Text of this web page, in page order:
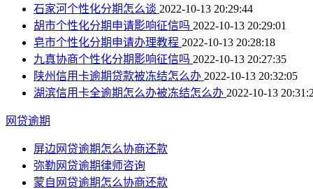
石家河个性化分期怎么谈 2022-10-13 20:29:44
胡市个性化分期申请影响征信吗 2022-10-13 20:29:01
皂市个性化分期申请办理教程 2022-10-13 20:28:18
九真协商个性化分期影响征信吗 2022-10-13 20:27:35
陕州信用卡逾期贷款被冻结怎么办 2022-10-13 20:32:05
湖滨信用卡全逾期怎么办被冻结怎么办 2022-10-13
网贷逾期
屏边网贷逾期怎么协商还款
弥勒网贷逾期律师咨询
蒙自网贷逾期怎么协商还款